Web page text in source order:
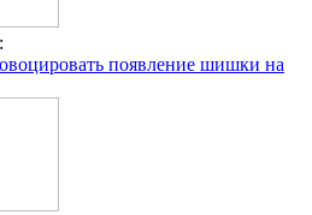
появление шишки на